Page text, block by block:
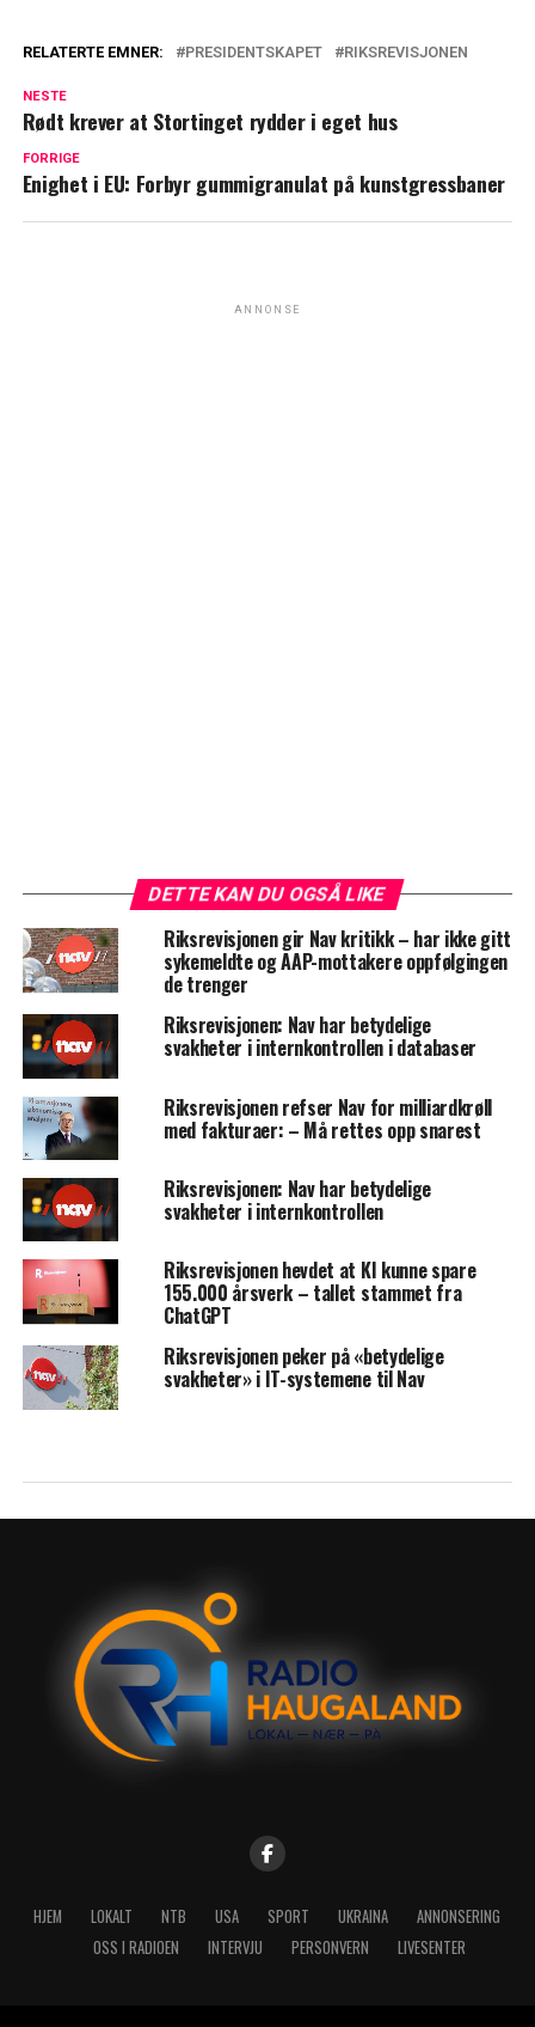
RELATERTE EMNER: PRESIDENTSKAPET RIKSREVISJONEN
NESTE
Rødt krever at Stortinget rydder i eget hus
FORRIGE
Enighet i EU: Forbyr gummigranulat på kunstgressbaner
ANNONSE
DETTE KAN DU OGSÅ LIKE
Riksrevisjonen gir Nav kritikk – har ikke gitt
sykemeldte og AAP-mottakere oppfølgingen
de trenger
Riksrevisjonen: Nav har betydelige
svakheter i internkontrollen i databaser
Riksrevisjonen refser Nav for milliardkrøll
med fakturaer: – Må rettes opp snarest
Riksrevisjonen: Nav har betydelige
svakheter i internkontrollen
Riksrevisjonen hevdet at KI kunne spare
155.000 årsverk – tallet stammet fra
ChatGPT
Riksrevisjonen peker på «betydelige
svakheter» i IT-systemene til Nav
HJEM LOKALT NTB USA SPORT UKRAINA
ANNONSERING
OSS I RADIOEN
INTERVJU PERSONVERN LIVESENTER